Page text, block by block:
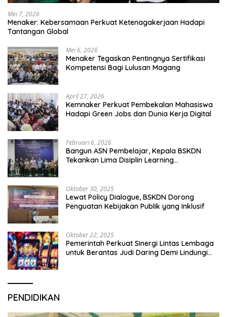
Mei 7, 2026
Menaker: Kebersamaan Perkuat Ketenagakerjaan Hadapi
Tantangan Global
Mei 6, 2026
Menaker Tegaskan Pentingnya Sertifikasi
Kompetensi Bagi Lulusan Magang
April 27, 2026
Kemnaker Perkuat Pembekalan Mahasiswa
Hadapi Green Jobs dan Dunia Kerja Digital
Februari 6, 2026
Bangun ASN Pembelajar, Kepala BSKDN
Tekankan Lima Disiplin Learning
Oktober 30, 2025
Lewat Policy Dialogue, BSKDN Dorong
Penguatan Kebijakan Publik yang Inklusif
Oktober 22, 2025
Pemerintah Perkuat Sinergi Lintas Lembaga
untuk Berantas Judi Daring Demi Lindungi
PENDIDIKAN